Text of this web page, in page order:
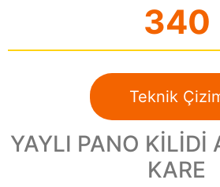
340
Teknik
YAYLI PANO KİLİDİ
KARE